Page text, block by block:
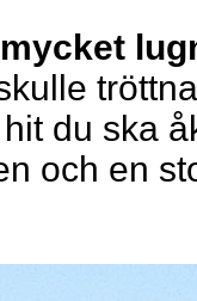
du ska
och en